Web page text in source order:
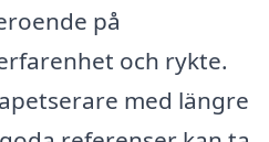
på
och rykte.
med längre